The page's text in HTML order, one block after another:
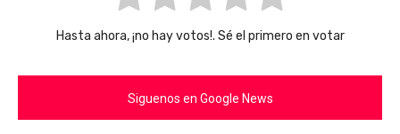
Hasta ahora, ¡no hay votos!. Sé el primero en votar
Siguenos en Google News